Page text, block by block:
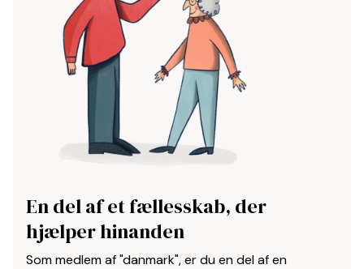
En del af et fællesskab, der
hjælper hinanden
Som medlem af "danmark", er du en del af en